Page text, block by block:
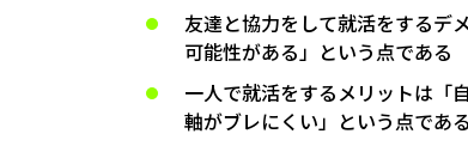
友達と協力をして就活をするデ
可能性がある」という点である
一人で就活をするメリットは「
軸がブレにくい」という点である